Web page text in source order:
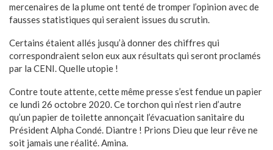
mercenaires de la plume ont tenté de tromper l’opinion avec de
fausses statistiques qui seraient issues du scrutin.
Certains étaient allés jusqu’à donner des chiffres qui
correspondraient selon eux aux résultats qui seront proclamés
par la CENI. Quelle utopie !
Contre toute attente, cette même presse s’est fendue un papier
ce lundi 26 octobre 2020. Ce torchon qui n’est rien d’autre
qu’un papier de toilette annonçait l’évacuation sanitaire du
Président Alpha Condé. Diantre ! Prions Dieu que leur rêve ne
soit jamais une réalité. Amina.